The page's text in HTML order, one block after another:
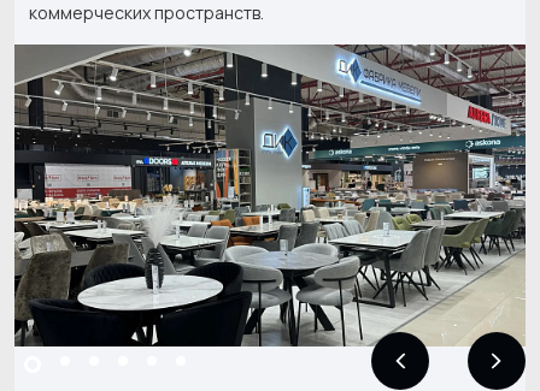
коммерческих пространств.